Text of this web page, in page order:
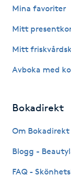
Hårförlängning
Hälsa
Hälsprickor
Mina favoriter
Mitt
Mitt
Avboka med
Bokadirekt
Om Bokadirekt
Blogg -
FAQ -